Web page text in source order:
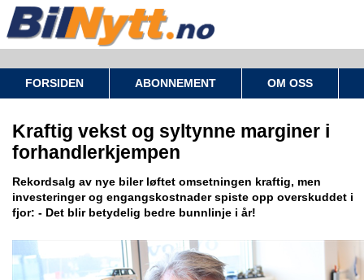
FORSIDEN ABONNEMENT OM OSS
Kraftig vekst og syltynne marginer i
forhandlerkjempen
Rekordsalg av nye biler løftet omsetningen kraftig, men
investeringer og engangskostnader spiste opp overskuddet i
fjor: - Det blir betydelig bedre bunnlinje i år!